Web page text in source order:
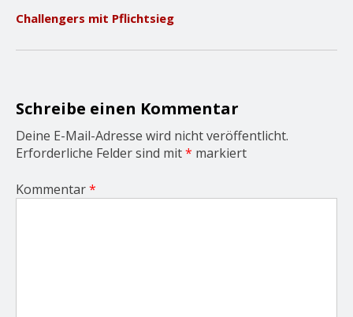
i
o
n
Challengers mit Pflichtsieg
Schreibe einen Kommentar
Deine E-Mail-Adresse wird nicht veröffentlicht.
Erforderliche Felder sind mit* markiert
Kommentar*